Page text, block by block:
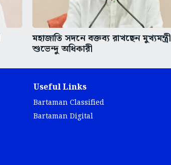
মহাজাতি সদনে বক্তব্য রাখছেন মুখ্যমন্ত্রী
শুভেন্দু অধিকারী
Useful Links
Bartaman Classified
Bartaman Digital